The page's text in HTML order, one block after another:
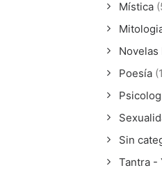
Mística
Poesía
Sin
Tantra -